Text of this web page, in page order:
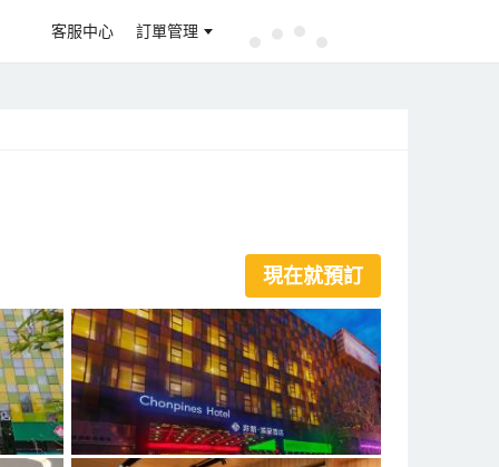
客服中心 訂單管理
現在就預訂